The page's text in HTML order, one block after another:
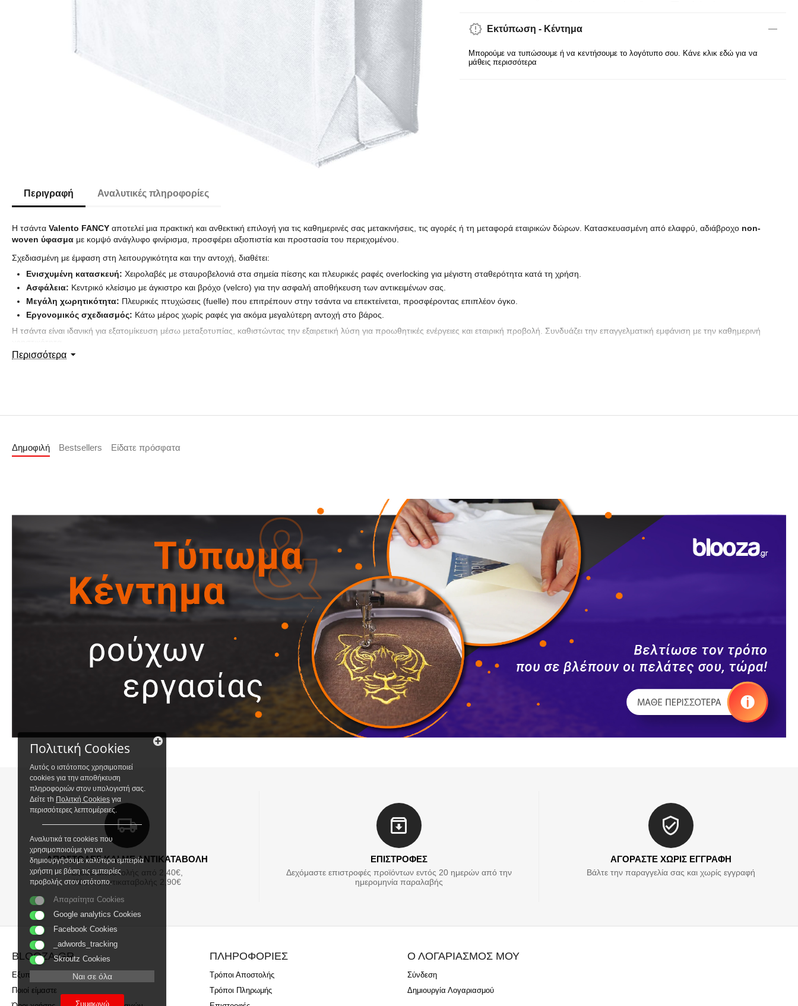
Εκτύπωση - Κέντημα
Μπορούμε να τυπώσουμε ή να κεντήσουμε το λογότυπο σου. Κάνε κλικ εδώ για να
μάθεις περισσότερα
Περιγραφή Αναλυτικές πληροφορίες
Η τσάντα Valento FANCY αποτελεί μια πρακτική και ανθεκτική επιλογή για τις καθημερινές σας μετακινήσεις, τις αγορές ή τη μεταφορά εταιρικών δώρων. Κατασκευασμένη από ελαφρύ, αδιάβροχο non-
woven ύφασμα με κομψό ανάγλυφο φινίρισμα, προσφέρει αξιοπιστία και προστασία του περιεχομένου.
Σχεδιασμένη με έμφαση στη λειτουργικότητα και την αντοχή, διαθέτει:
Ενισχυμένη κατασκευή: Χειρολαβές με σταυροβελονιά στα σημεία πίεσης και πλευρικές ραφές overlocking για μέγιστη σταθερότητα κατά τη χρήση.
Ασφάλεια: Κεντρικό κλείσιμο με άγκιστρο και βρόχο (velcro) για την ασφαλή αποθήκευση των αντικειμένων σας.
Μεγάλη χωρητικότητα: Πλευρικές πτυχώσεις (fuelle) που επιτρέπουν στην τσάντα να επεκτείνεται, προσφέροντας επιπλέον όγκο.
Εργονομικός σχεδιασμός: Κάτω μέρος χωρίς ραφές για ακόμα μεγαλύτερη αντοχή στο βάρος.
Η τσάντα είναι ιδανική για εξατομίκευση μέσω μεταξοτυπίας, καθιστώντας την εξαιρετική λύση για προωθητικές ενέργειες και εταιρική προβολή. Συνδυάζει την επαγγελματική εμφάνιση με την καθημερινή
χρηστικότητα.
Τεχνικά Χαρακτηριστικά:
Περισσότερα
Δημοφιλή Bestsellers Είδατε πρόσφατα
ΑΠΟΣΤΟΛΕΣ ΚΑΙ ΜΕ ΑΝΤΙΚΑΤΑΒΟΛΗ
Εξοδα αποστολής από 2,40€,
Κόστος αντικαταβολής 2,90€
ΕΠΙΣΤΡΟΦΕΣ
Δεχόμαστε επιστροφές προϊόντων εντός 20 ημερών από την
ημερομηνία παραλαβής
ΑΓΟΡΑΣΤΕ ΧΩΡΙΣ ΕΓΓΡΑΦΗ
Βάλτε την παραγγελία σας και χωρίς εγγραφή
BLOOZA.GR
Εξυπηρέτηση Πελατών
Ποιοί είμαστε
ΠΛΗΡΟΦΟΡΙΕΣ
Τρόποι Αποστολής
Τρόποι Πληρωμής
Ο ΛΟΓΑΡΙΑΣΜΟΣ ΜΟΥ
Σύνδεση
Δημιουργία Λογαριασμού
Πολιτική Cookies
Αυτός ο ιστότοπος χρησιμοποιεί
cookies για την αποθήκευση
πληροφοριών στον υπολογιστή σας.
Δείτε τh Πολιτκή Cookies για
περισσότερες λεπτομέρειες.
Αναλυτικά τα cookies που
χρησιμοποιούμε για να
δημιουργήσουμε καλύτερα εμπειρία
χρήστη με βάση τις εμπειρίες
προβολής στον ιστότοπο.
Απαραίτητα Cookies
Google analytics Cookies
Facebook Cookies
_adwords_tracking
Skroutz Cookies
Ναι σε όλα
Συμφωνώ